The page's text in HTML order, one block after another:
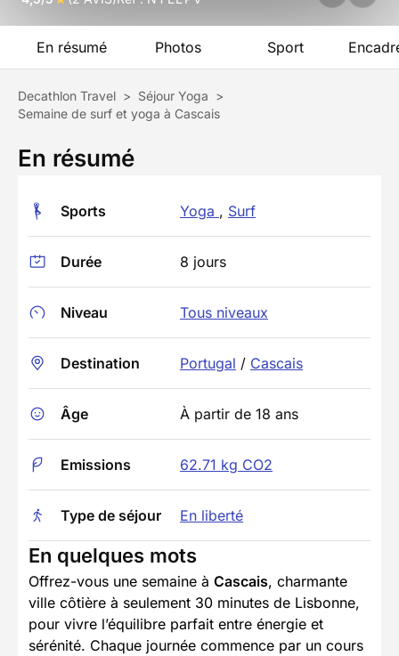
En résumé Photos Sport
Decathlon Travel > Séjour Yoga >
Semaine de surf et yoga à Cascais
En résumé
Sports Yoga , Surf
Durée 8 jours
Niveau Tous niveaux
Destination Portugal / Cascais
Âge À partir de 18 ans
Emissions 62.71 kg CO2
Type de séjour En liberté
En quelques mots
Offrez-vous une semaine à Cascais, charmante
ville côtière à seulement 30 minutes de Lisbonne,
pour vivre l’équilibre parfait entre énergie et
sérénité. Chaque journée commence par un cours